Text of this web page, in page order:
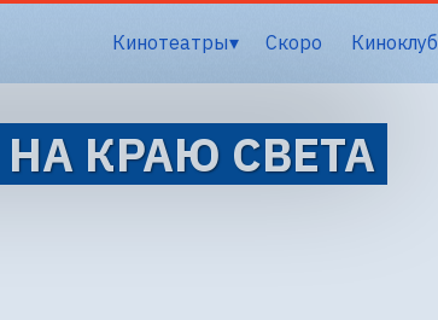
Кинотеатры Скоро Киноклуб
КРАЮ СВЕТА